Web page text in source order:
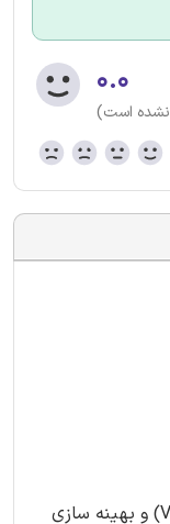
۰.۰
نشده است)
2-3-مطالعه حالت دسته ای با آرسنیک (V) و بهینه سازی